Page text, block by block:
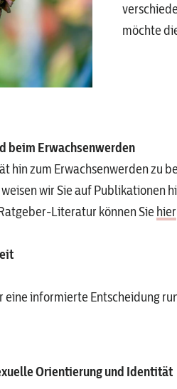
möchte
beim Erwachsenwerden
hin zum Erwachsenwerden zu
wir Sie auf Publikationen
Literatur können Sie hier
eine informierte Entscheidung
Orientierung und Identität